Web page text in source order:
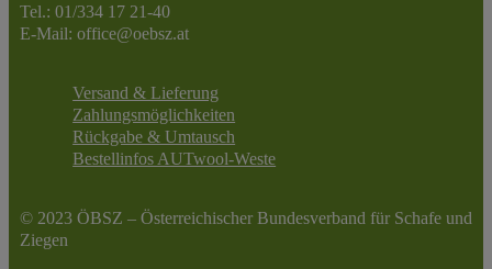
Tel.: 01/334 17 21-40
E-Mail: office@oebsz.at
Versand & Lieferung
Zahlungsmöglichkeiten
Rückgabe & Umtausch
Bestellinfos AUTwool-Weste
© 2023 ÖBSZ – Österreichischer Bundesverband für Schafe und
Ziegen